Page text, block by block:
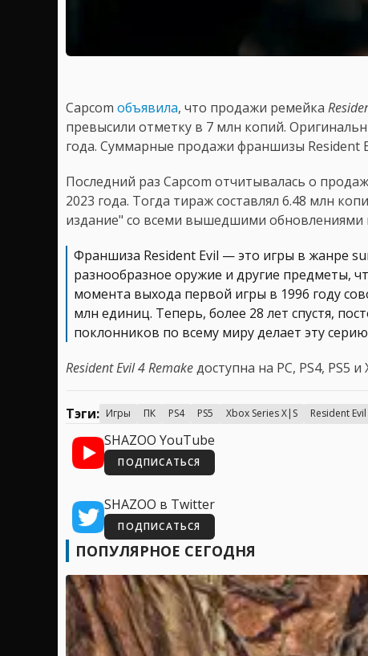
Capcom объявила, что продажи ремейка
превысили отметку в 7 млн копий.
года. Суммарные продажи франшизы Resident
Последний раз Capcom отчитывалась о
2023 года. Тогда тираж составлял 6.48 млн
издание" со всеми вышедшими обновлениями
Франшиза Resident Evil — это игры в жанре
разнообразное оружие и другие предметы,
момента выхода первой игры в 1996 году
млн единиц. Теперь, более 28 лет спустя,
поклонников по всему миру делает эту
Resident Evil 4 Remakeдоступна на PC, PS4, PS5
Тэги: Игры ПК PS4 PS5 Xbox Series X|S Resident
SHAZOO YouTube
ПОДПИСАТЬСЯ
SHAZOO в Twitter
ПОДПИСАТЬСЯ
ПОПУЛЯРНОЕ СЕГОДНЯ